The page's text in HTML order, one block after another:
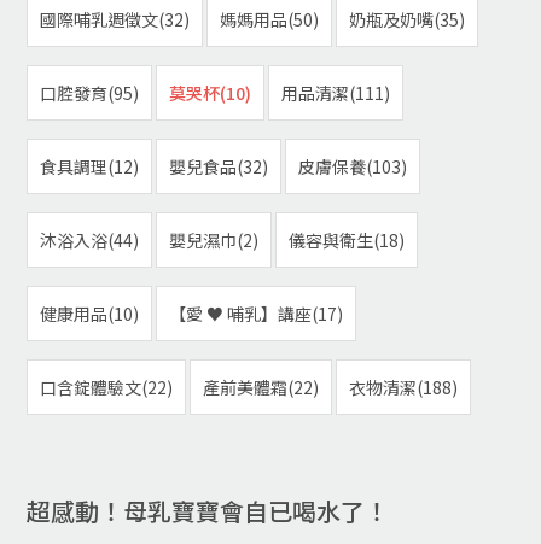
國際哺乳週徵文(32) 媽媽用品(50) 奶瓶及奶嘴(35)
口腔發育(95) 莫哭杯(10) 用品清潔(111)
食具調理(12) 嬰兒食品(32) 皮膚保養(103)
沐浴入浴(44) 嬰兒濕巾(2) 儀容與衛生(18)
健康用品(10) 【愛 ♥ 哺乳】講座(17)
口含錠體驗文(22) 產前美體霜(22) 衣物清潔(188)
超感動！母乳寶寶會自已喝水了！